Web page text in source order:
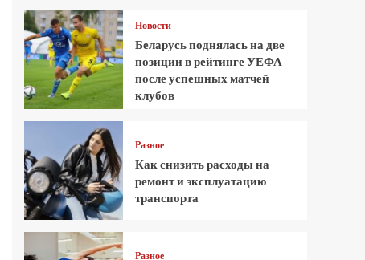
Новости
Беларусь поднялась на две
позиции в рейтинге УЕФА
после успешных матчей
клубов
Разное
Как снизить расходы на
ремонт и эксплуатацию
транспорта
Разное